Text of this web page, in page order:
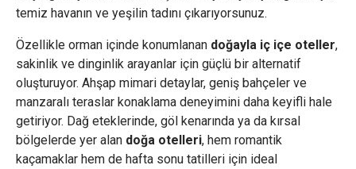
temiz havanın ve yeşilin tadını çıkarıyorsunuz.
Özellikle orman içinde konumlanan doğayla iç içe oteller,
sakinlik ve dinginlik arayanlar için güçlü bir alternatif
oluşturuyor. Ahşap mimari detaylar, geniş bahçeler ve
manzaralı teraslar konaklama deneyimini daha keyifli hale
getiriyor. Dağ eteklerinde, göl kenarında ya da kırsal
bölgelerde yer alan doğa otelleri, hem romantik
kaçamaklar hem de hafta sonu tatilleri için ideal